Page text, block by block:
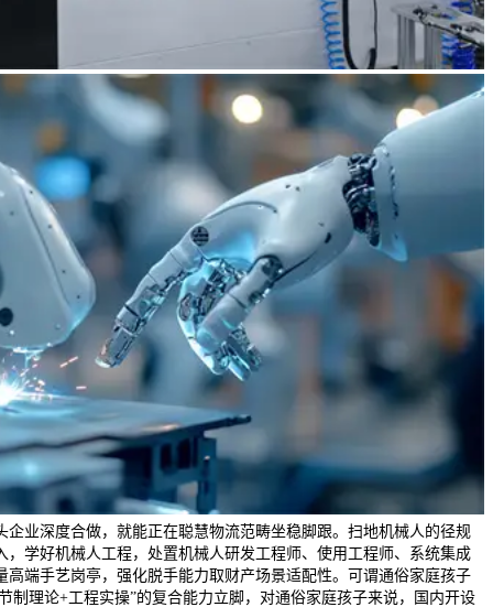
企业深度合做，就能正在聪慧物流范畴坐稳脚跟。扫地机械人的径规
，学好机械人工程，处置机械人研发工程师、使用工程师、系统集成
高端手艺岗亭，强化脱手能力取财产场景适配性。可谓通俗家庭孩子
制理论+工程实操”的复合能力立脚，对通俗家庭孩子来说，国内开设